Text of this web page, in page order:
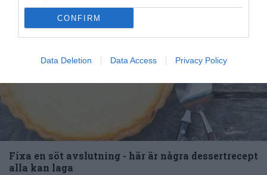
CONFIRM
Data Deletion Data Access Privacy Policy
Fixa en söt avslutning - här är några dessertrecept
alla kan laga